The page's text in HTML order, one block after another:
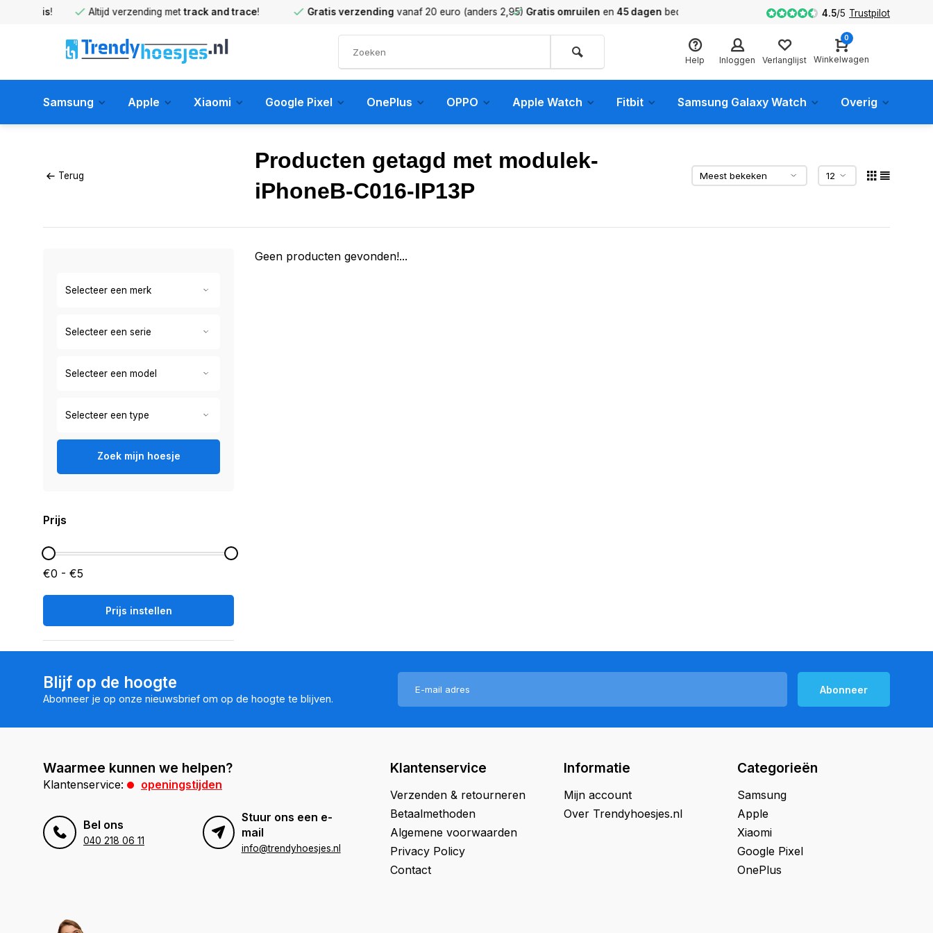
Altijd verzending mettrack and trace! Gratis verzendingvanaf 20 euro (anders 2,95) Gratis omruilenen 45 dagenbedenktijd 4.5/5 Trustpilot
Help Inloggen Verlanglijst
0
Winkelwagen
Samsung Apple Xiaomi Google Pixel OnePlus OPPO Apple Watch Fitbit Samsung Galaxy Watch Overig
Terug
Producten getagd met modulek-
iPhoneB-C016-IP13P
Zoek mijn hoesje
Prijs
€0 - €5
Prijs instellen
Geen producten gevonden!...
Blijf op de hoogte
Abonneer je op onze nieuwsbrief om op de hoogte te blijven.
Abonneer
Waarmee kunnen we helpen?
Klantenservice: openingstijden
Bel ons
040 218 06 11
Stuur ons een e-
mail
info@trendyhoesjes.nl
Klantenservice
Verzenden & retourneren
Betaalmethoden
Algemene voorwaarden
Privacy Policy
Contact
Informatie
Mijn account
Over Trendyhoesjes.nl
Categorieën
Samsung
Apple
Xiaomi
Google Pixel
OnePlus